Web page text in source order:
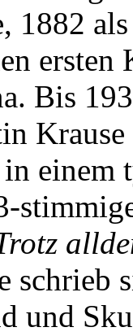
1882
Bis
einem
schrieb
und